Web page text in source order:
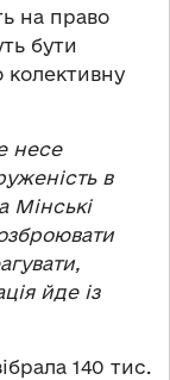
на право
бути
колективну
несе
в
Мінські
йде із
140 тис.